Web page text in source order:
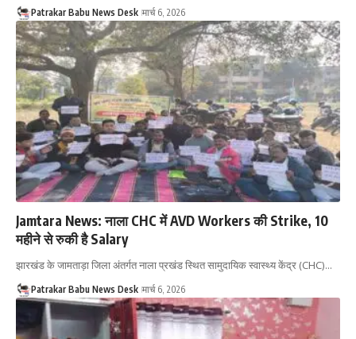
Patrakar Babu News Desk मार्च 6, 2026
Jamtara News: नाला CHC में AVD Workers की Strike, 10
महीने से रुकी है Salary
झारखंड के जामताड़ा जिला अंतर्गत नाला प्रखंड स्थित सामुदायिक स्वास्थ्य केंद्र (CHC)…
Patrakar Babu News Desk मार्च 6, 2026